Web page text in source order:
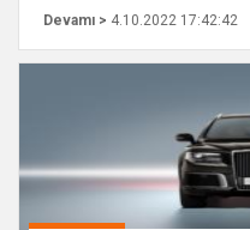
Devamı > 4.10.2022 17:42:42